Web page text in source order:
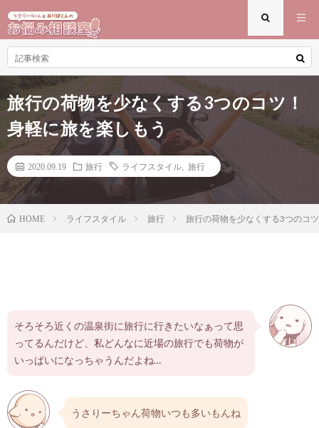
旅行の荷物を少なくする3つのコツ！
身軽に旅を楽しもう
2020.09.19 旅行 ライフスタイル 旅行
HOME ライフスタイル 旅行 旅行の荷物を少なくする3つのコ
そろそろ近くの温泉街に旅行に行きたいなぁって思
ってるんだけど、私どんなに近場の旅行でも荷物が
いっぱいになっちゃうんだよね…
うさりーちゃん荷物いつも多いもんね